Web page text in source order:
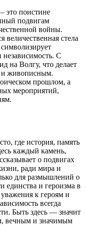
это поистине
подвигам
войны.
величественная стела
независимость. С
на Волгу, что делает
и живописным.
прошлом, а
мероприятий,
где история, память
каждый камень,
о подвигах
ради мира и
для размышлений о
единства и героизма в
к героям и
всегда
Быть здесь — значит
вечным и значимым